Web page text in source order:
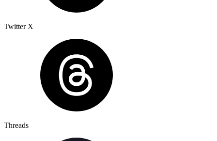
Twitter X
Threads